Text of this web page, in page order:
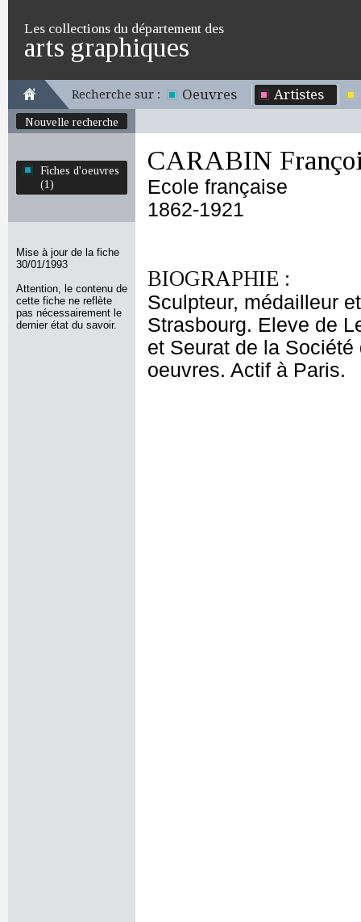
Les collections du département des
arts graphiques
Recherche sur : Oeuvres Artistes
Nouvelle recherche
Fiches d'oeuvres
(1)
Mise à jour de la fiche
30/01/1993
Attention, le contenu de
cette fiche ne reflète
pas nécessairement le
dernier état du savoir.
CARABIN
Ecole française
1862-1921
BIOGRAPHIE :
Sculpteur, médailleur
Strasbourg. Eleve de
et Seurat de la
oeuvres. Actif à Paris.